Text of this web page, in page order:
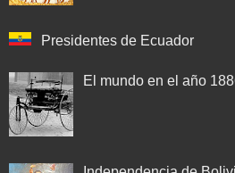
Presidentes de Ecuador
El mundo en el año